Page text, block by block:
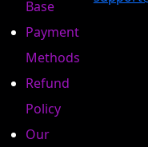
Base
Payment
Methods
Refund
Policy
Our